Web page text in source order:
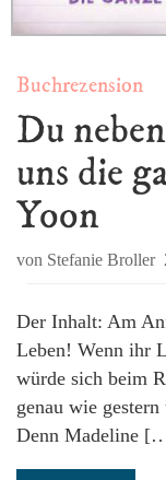
Buchrezension
Du
uns die
Yoon
von Stefanie Broller
Der Inhalt: Am
Leben! Wenn ihr
würde sich beim
genau wie
Denn Madeline